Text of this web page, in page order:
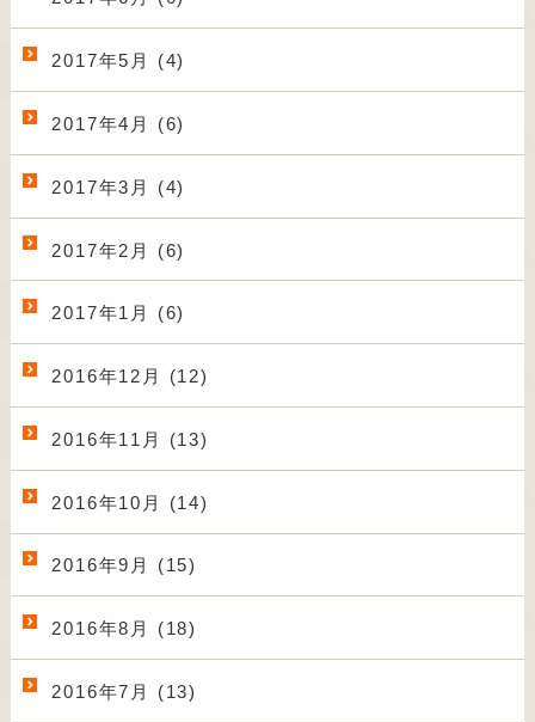
2017年5月 (4)
2017年4月 (6)
2017年3月 (4)
2017年2月 (6)
2017年1月 (6)
2016年12月 (12)
2016年11月 (13)
2016年10月 (14)
2016年9月 (15)
2016年8月 (18)
2016年7月 (13)